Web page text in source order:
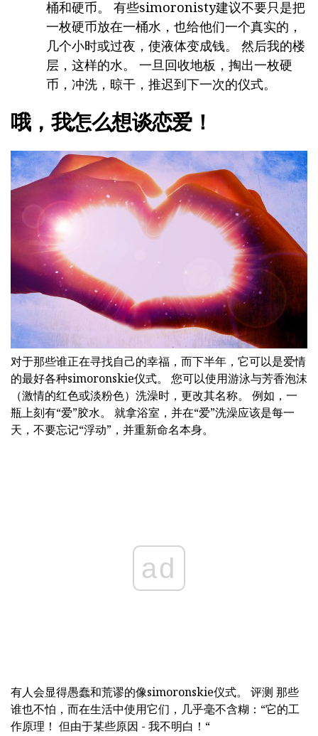
桶和硬币。 有些simoronisty建议不要只是把
一枚硬币放在一桶水，也给他们一个真实的，
几个小时或过夜，使液体变成钱。 然后我的楼
层，这样的水。 一旦回收地板，掏出一枚硬
币，冲洗，晾干，推迟到下一次的仪式。
哦，我怎么想谈恋爱！
对于那些谁正在寻找自己的幸福，而下半年，它可以是爱情
的最好各种simoronskie仪式。 您可以使用游泳与芳香泡沫
（激情的红色或淡粉色）洗澡时，更改其名称。 例如，一
瓶上刻有“爱”胶水。 就拿浴室，并在“爱”洗澡应该是每一
天，不要忘记“浮动”，并重新命名本身。
ad
有人会显得愚蠢和荒谬的像simoronskie仪式。 评测 那些
谁也不怕，而在生活中使用它们，几乎毫不含糊：“它的工
作原理！ 但由于某些原因 - 我不明白！“